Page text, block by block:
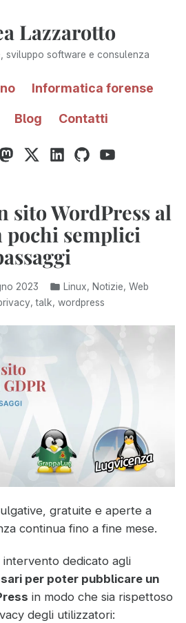
Lazzarotto
sviluppo software e consulenza
Informatica forense
Blog Contatti
Mastodon
TwitterLinkedInGitHubYouTube
sito WordPress al
pochi semplici
2023
Pubblicato
in:
Linux Notizie Web
,talk wordpress
gratuite e aperte a
continua fino a fine mese.
dedicato agli
per poter pubblicare un
in modo che sia rispettoso
degli utilizzatori: